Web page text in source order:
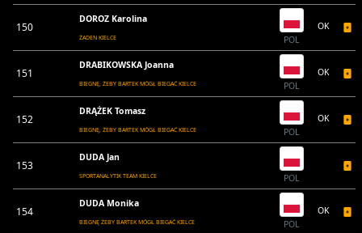
150
DOROZ Karolina
ŻADEN KIELCE POL
OK
151
DRABIKOWSKA Joanna
BIEGNĘ, ŻEBY BARTEK MÓGŁ BIEGAĆ KIELCE POL
OK
152
DRĄŻEK Tomasz
BIEGNĘ, ŻEBY BARTEK MÓGŁ BIEGAĆ KIELCE POL
OK
153
DUDA Jan
SPORTANALYTIK TEAM KIELCE POL
154
DUDA Monika
BIEGNĘ ŻEBY BARTEK MÓGŁ BIEGAĆ KIELCE POL
OK